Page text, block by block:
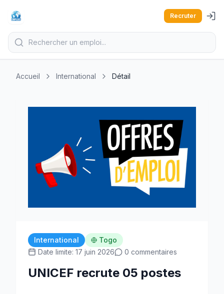
Recruter
Accueil International Détail
International
Togo
Date limite: 17 juin 2026
0 commentaires
UNICEF recrute 05 postes